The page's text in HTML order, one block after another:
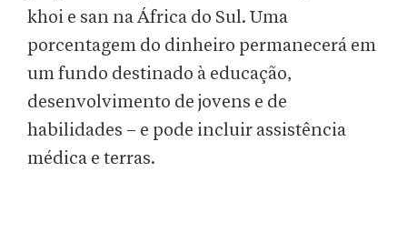
khoi e san na África do Sul. Uma
porcentagem do dinheiro permanecerá em
um fundo destinado à educação,
desenvolvimento de jovens e de
habilidades – e pode incluir assistência
médica e terras.